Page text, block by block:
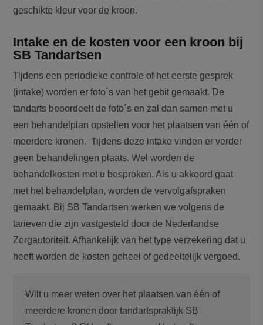
geschikte kleur voor de kroon.
Intake en de kosten voor een kroon bij
SB Tandartsen
Tijdens een periodieke controle of het eerste gesprek
(intake) worden er foto´s van het gebit gemaakt. De
tandarts beoordeelt de foto´s en zal dan samen met u
een behandelplan opstellen voor het plaatsen van één of
meerdere kronen. Tijdens deze intake vinden er verder
geen behandelingen plaats. Wel worden de
behandelkosten met u besproken. Als u akkoord gaat
met het behandelplan, worden de vervolgafspraken
gemaakt. Bij SB Tandartsen werken we volgens de
tarieven die zijn vastgesteld door de Nederlandse
Zorgautoriteit. Afhankelijk van het type verzekering dat u
heeft worden de kosten geheel of gedeeltelijk vergoed.
Wilt u meer weten over het plaatsen van één of
meerdere kronen door tandartspraktijk SB